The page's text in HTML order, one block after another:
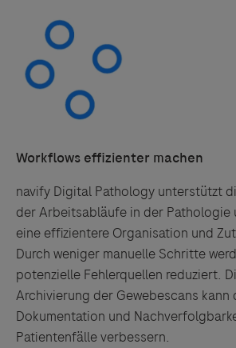
Workflows effizienter machen
navify Digital Pathology unterstützt
der Arbeitsabläufe in der
eine effizientere Organisation und
Durch weniger manuelle Schritte
potenzielle Fehlerquellen reduziert.
Archivierung der Gewebescans kann
Dokumentation und
Patientenfälle verbessern.